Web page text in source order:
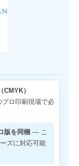
）
ロ印刷現場で必
版を同梱 — こ
ズに対応可能